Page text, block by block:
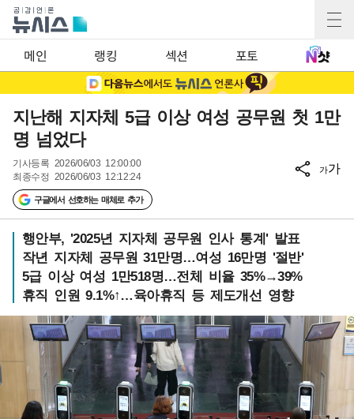
메인 랭킹 섹션 포토
지난해 지자체 5급 이상 여성 공무원 첫 1만
명 넘었다
기사등록 2026/06/03 12:00:00
최종수정 2026/06/03 12:12:24
구글에서 선호하는 매체로 추가
가가
행안부, '2025년 지자체 공무원 인사 통계' 발표
작년 지자체 공무원 31만명…여성 16만명 '절반'
5급 이상 여성 1만518명…전체 비율 35%→39%
휴직 인원 9.1%↑…육아휴직 등 제도개선 영향